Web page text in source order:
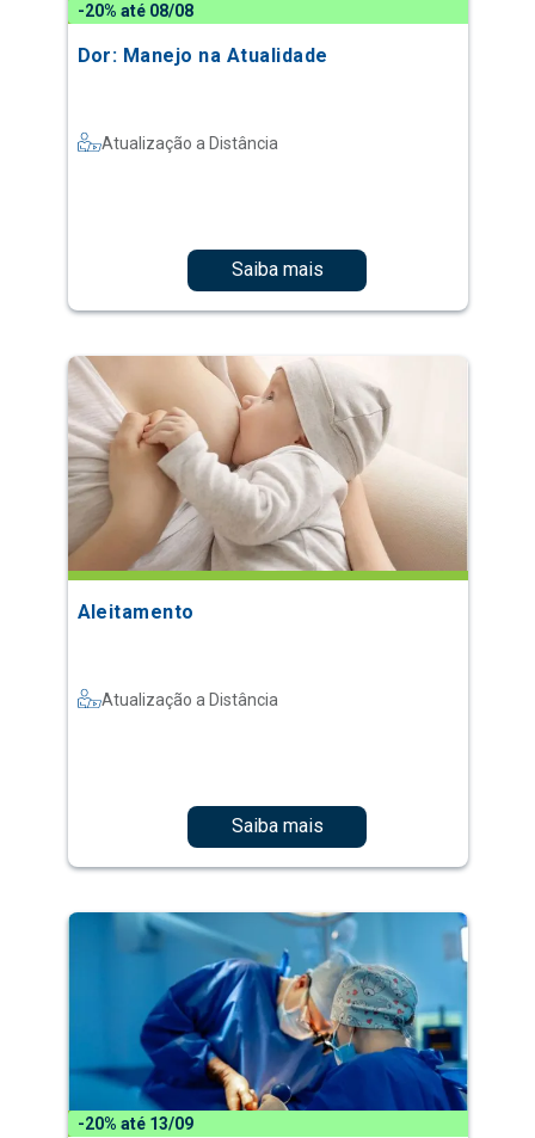
-20% até 08/08
Dor: Manejo na Atualidade
Atualização a Distância
Saiba mais
Aleitamento
Atualização a Distância
Saiba mais
-20% até 13/09